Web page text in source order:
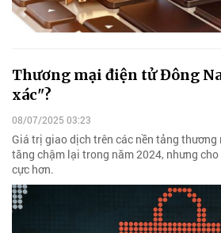
Thương mại điện tử Đông
xác"?
08/07/2025 03:23
Giá trị giao dịch trên các nền tảng
tăng chậm lại trong năm 2024, nhưng
cực hơn.